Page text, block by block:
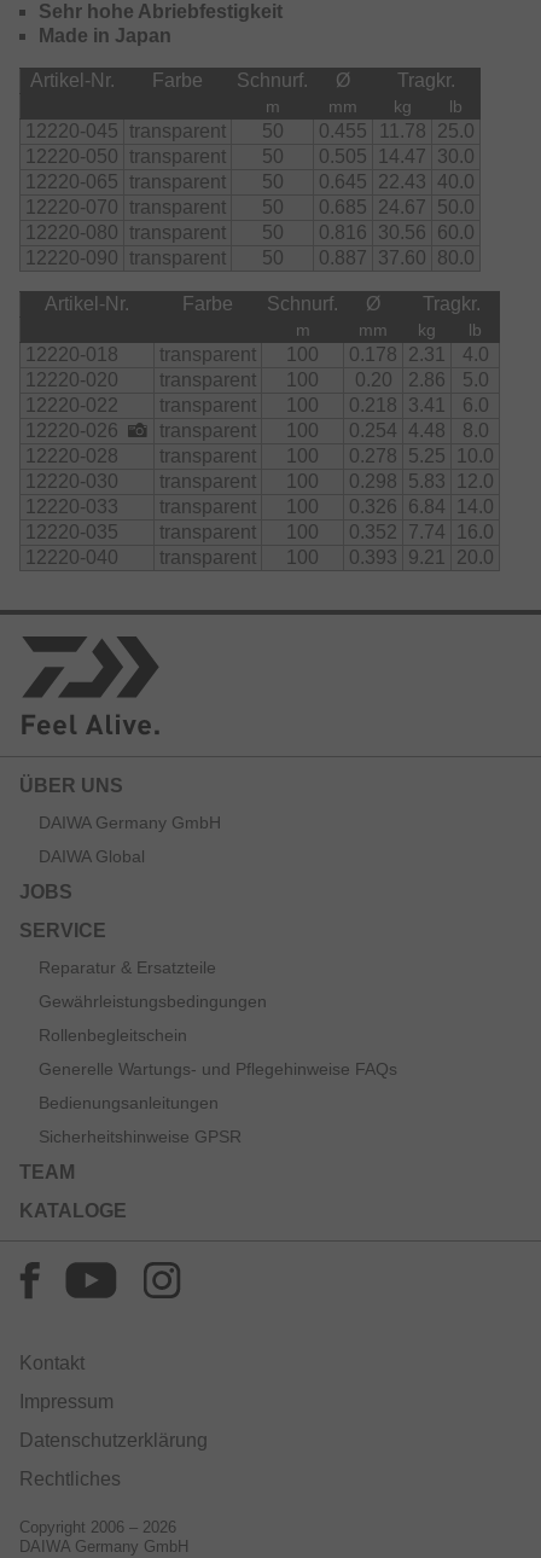
Sehr hohe Abriebfestigkeit
Made in Japan
Artikel-Nr. Farbe Schnurf. Ø Tragkr.
m mm kg lb
12220-045 transparent 50 0.455 11.78
25.0
12220-050 transparent 50 0.505 14.47
30.0
12220-065 transparent 50 0.645 22.43
40.0
12220-070 transparent 50 0.685 24.67
50.0
12220-080 transparent 50 0.816 30.56
60.0
12220-090 transparent 50 0.887 37.60 80.0
Artikel-Nr. Farbe Schnurf. Ø Tragkr.
m mm kg lb
12220-018 transparent 100 0.178 2.31
4.0
12220-020
transparent 100 0.20 2.86
5.0
12220-022
transparent 100 0.218 3.41
6.0
12220-026
transparent 100 0.254 4.48
8.0
12220-028
transparent 100 0.278 5.25
10.0
12220-030
transparent 100 0.298 5.83
12.0
12220-033
transparent 100 0.326 6.84
14.0
12220-035
transparent 100 0.352 7.74
16.0
12220-040
transparent 100 0.393 9.21 20.0
ÜBER UNS
DAIWA Germany GmbH
DAIWA Global
JOBS
SERVICE
Reparatur & Ersatzteile
Gewährleistungsbedingungen
Rollenbegleitschein
Generelle Wartungs- und Pflegehinweise FAQs
Bedienungsanleitungen
Sicherheitshinweise GPSR
TEAM
KATALOGE
Kontakt
Impressum
Datenschutzerklärung
Rechtliches
Copyright 2006 – 2026
DAIWA Germany GmbH